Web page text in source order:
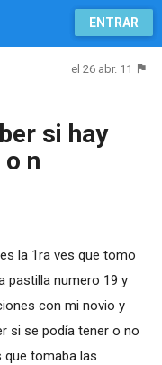
ENTRAR
el 26 abr. 11
si hay
n
la 1ra ves que tomo
pastilla numero 19 y
con mi novio y
si se podía tener o no
que tomaba las